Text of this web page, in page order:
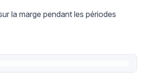
la marge pendant les périodes